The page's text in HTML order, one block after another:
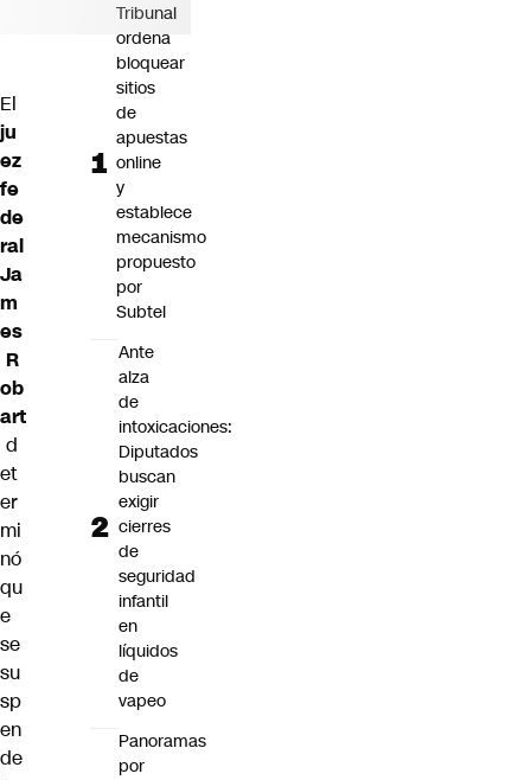
El
ju
ez
fe
de
ral
Ja
m
es
R
ob
art
d
et
er
mi
nó
qu
e
se
su
sp
en
de
Tribunal
ordena
bloquear
sitios
de
apuestas
online
y
establece
mecanismo
propuesto
por
Subtel
Ante
alza
de
intoxicaciones:
Diputados
buscan
exigir
cierres
de
seguridad
infantil
en
líquidos
de
vapeo
Panoramas
por